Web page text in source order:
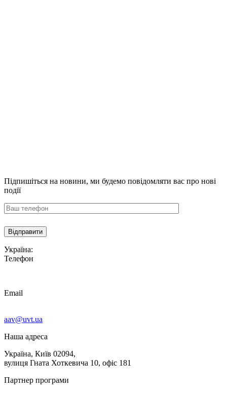
Підпишіться на новини, ми будемо повідомляти вас про нові
події
Україна:
Телефон
Email
aav@uvt.ua
Наша адреса
Україна, Київ 02094,
вулиця Гната Хоткевича 10, офіс 181
Партнер програми